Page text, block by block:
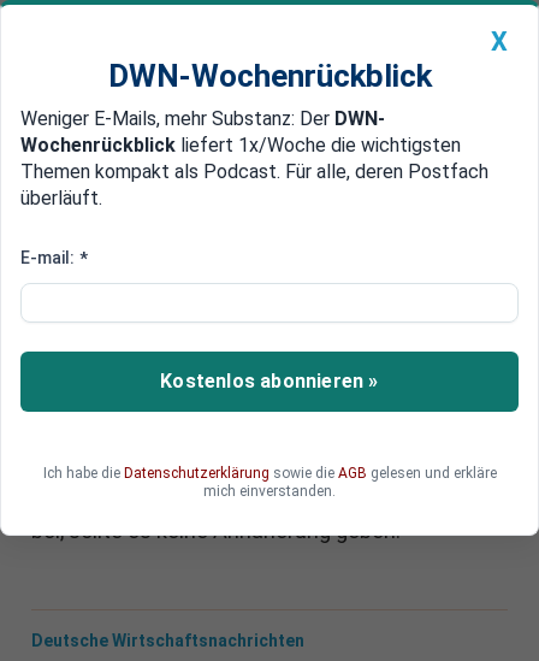
Newsticker MEIN DWN: Geldanlage Premium
Edelmetalle DWN-Magazin China
Trump-Zölle: EU lässt
ruhen
Die EU verzichtet vorerst auf Gegenzölle gegen
die USA. Auslöser ist eine 90-tägige Zollpause,
Brüssel will die Gelegenheit nutzen, um
Gespräche zu führen – behält aber alle Optionen
bei, sollte es keine Annäherung geben.
Deutsche Wirtschaftsnachrichten
X
DWN-Wochenrückblick
Weniger E-Mails, mehr Substanz: Der DWN-
Wochenrückblick liefert 1x/Woche die wichtigsten
Themen kompakt als Podcast. Für alle, deren Postfach
überläuft.
E-mail: *
Kostenlos abonnieren »
Ich habe die Datenschutzerklärung sowie die AGB gelesen und erkläre
mich einverstanden.